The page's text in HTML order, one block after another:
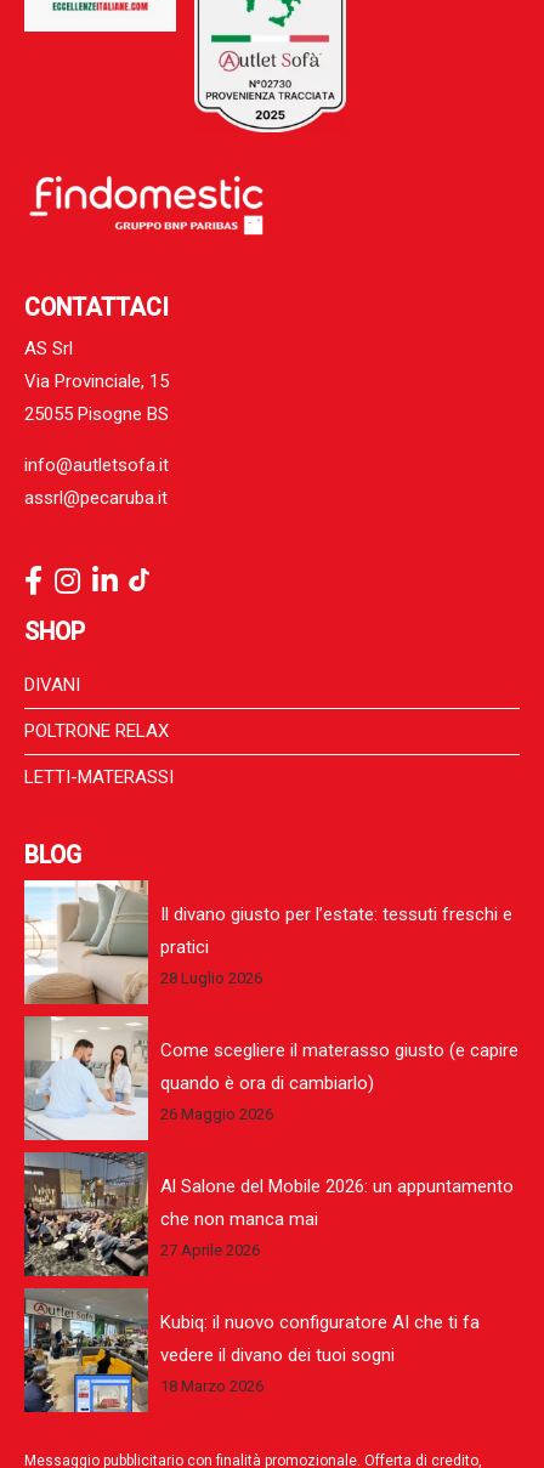
CONTATTACI
AS Srl
Via Provinciale, 15
25055 Pisogne BS
info@autletsofa.it
assrl@pecaruba.it
SHOP
DIVANI
POLTRONE RELAX
LETTI-MATERASSI
BLOG
Il divano giusto per l’estate: tessuti freschi e
pratici
28 Luglio 2026
Come scegliere il materasso giusto (e capire
quando è ora di cambiarlo)
26 Maggio 2026
Al Salone del Mobile 2026: un appuntamento
che non manca mai
27 Aprile 2026
Kubiq: il nuovo configuratore AI che ti fa
vedere il divano dei tuoi sogni
18 Marzo 2026
Messaggio pubblicitario con finalità promozionale. Offerta di credito,